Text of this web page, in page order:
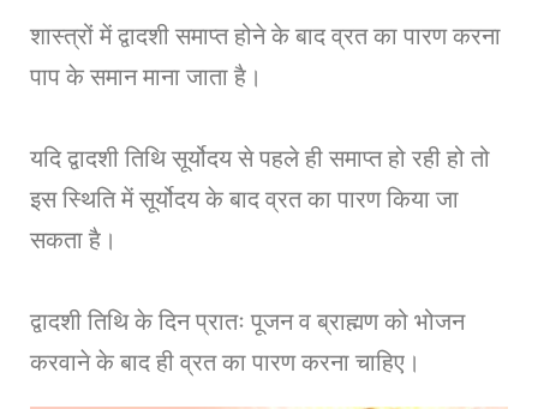
शास्त्रों में द्वादशी समाप्त होने के बाद व्रत का पारण करना
पाप के समान माना जाता है।
यदि द्वादशी तिथि सूर्योदय से पहले ही समाप्त हो रही हो तो
इस स्थिति में सूर्योदय के बाद व्रत का पारण किया जा
सकता है।
द्वादशी तिथि के दिन प्रातः पूजन व ब्राह्मण को भोजन
करवाने के बाद ही व्रत का पारण करना चाहिए।